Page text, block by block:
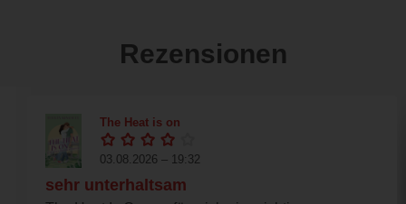
Rezensionen
The Heat is on
03.08.2026 – 19:32
sehr unterhaltsam